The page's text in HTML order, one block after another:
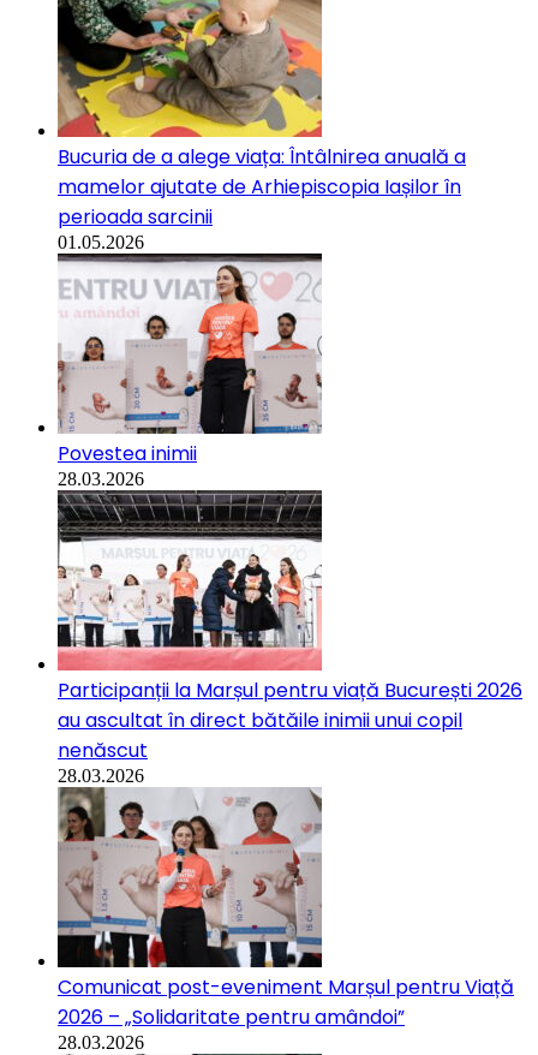
Bucuria de a alege viața: Întâlnirea anuală a
mamelor ajutate de Arhiepiscopia Iașilor în
perioada sarcinii
01.05.2026
Povestea inimii
28.03.2026
Participanții la Marșul pentru viață București 2026
au ascultat în direct bătăile inimii unui copil
nenăscut
28.03.2026
Comunicat post-eveniment Marșul pentru Viață
2026 – „Solidaritate pentru amândoi”
28.03.2026